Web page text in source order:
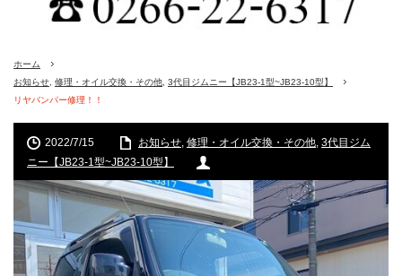
ホーム
お知らせ 修理・オイル交換・その他 3代目ジムニー【JB23-1型~JB23-10型】
リヤバンパー修理！！
2022/7/15 お知らせ 修理・オイル交換・その他 3代目ジム
ニー【JB23-1型~JB23-10型】